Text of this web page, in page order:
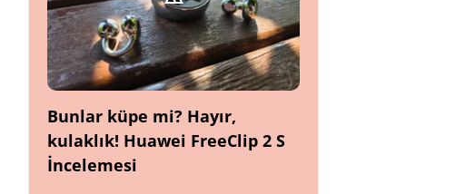
Bunlar küpe mi? Hayır,
kulaklık! Huawei FreeClip 2 S
İncelemesi